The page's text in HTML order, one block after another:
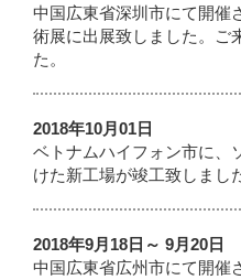
中国広東省深圳市にて開催
術展に出展致しました。ご
た。
2018年10月01日
ベトナムハイフォン市に、
けた新工場が竣工致しまし
2018年9月18日～ 9月20日
中国広東省広州市にて開催